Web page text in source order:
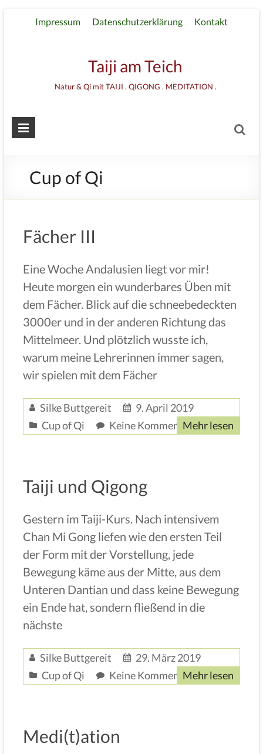
Impressum Datenschutzerklärung Kontakt
Taiji am Teich
Natur & Qi mit TAIJI . QIGONG . MEDITATION .
Cup of Qi
Fächer III
Eine Woche Andalusien liegt vor mir!
Heute morgen ein wunderbares Üben mit
dem Fächer. Blick auf die schneebedeckten
3000er und in der anderen Richtung das
Mittelmeer. Und plötzlich wusste ich,
warum meine Lehrerinnen immer sagen,
wir spielen mit dem Fächer
Silke Buttgereit
9. April 2019
Cup of Qi
Keine KommentareMehr lesen
Taiji und Qigong
Gestern im Taiji-Kurs. Nach intensivem
Chan Mi Gong liefen wie den ersten Teil
der Form mit der Vorstellung, jede
Bewegung käme aus der Mitte, aus dem
Unteren Dantian und dass keine Bewegung
ein Ende hat, sondern fließend in die
nächste
Silke Buttgereit
29. März 2019
Cup of Qi
Keine KommentareMehr lesen
Medi(t)ation